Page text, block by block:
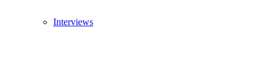
Interviews